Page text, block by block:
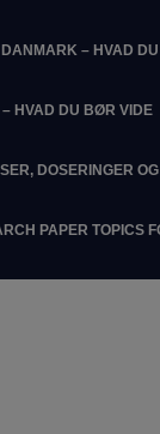
– HVAD
HVAD DU BØR VIDE
DOSERINGER
PAPER TOPICS